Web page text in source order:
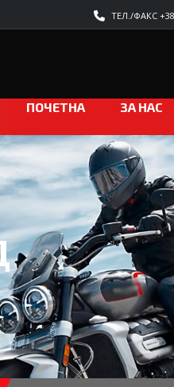
ТЕЛ./ФАКС
ПОЧЕТНА ЗА НАС